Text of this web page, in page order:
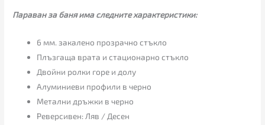
Параван за баня има следните характеристики:
6 мм. закалено прозрачно стъкло
Плъзгаща врата и стационарно стъкло
Двойни ролки горе и долу
Алуминиеви профили в черно
Метални дръжки в черно
Реверсивен: Ляв / Десен